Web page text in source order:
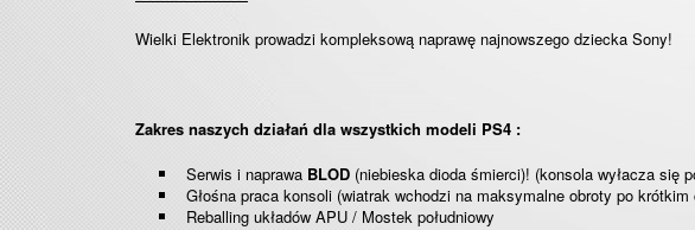
Wielki Elektronik prowadzi kompleksową naprawę najnowszego dziecka Sony!
Zakres naszych działań dla wszystkich modeli PS4 :
Serwis i naprawa BLOD (niebieska dioda śmierci)! (konsola wyłacza się
Głośna praca konsoli (wiatrak wchodzi na maksymalne obroty po
Reballing układów APU / Mostek południowy